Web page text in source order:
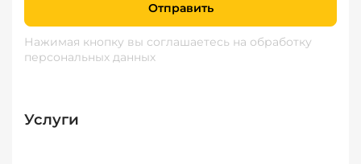
Отправить
Нажимая кнопку вы соглашаетесь на обработку
персональных данных
Услуги